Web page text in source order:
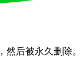
后被永久删